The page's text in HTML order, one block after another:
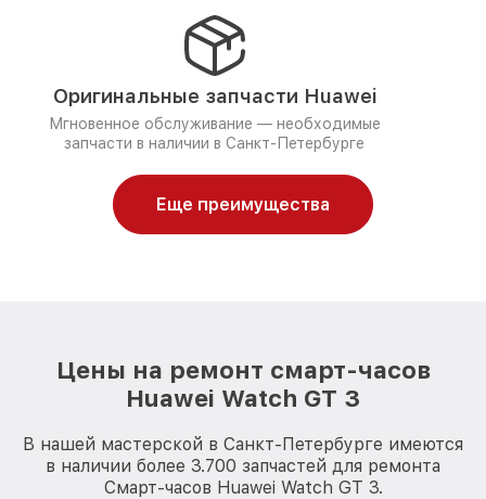
Оригинальные запчасти Huawei
Мгновенное обслуживание — необходимые
запчасти в наличии в Санкт-Петербурге
Еще преимущества
Цены на ремонт смарт-часов
Huawei Watch GT 3
В нашей мастерской в Санкт-Петербурге имеются
в наличии более 3.700 запчастей для ремонта
Смарт-часов Huawei Watch GT 3.